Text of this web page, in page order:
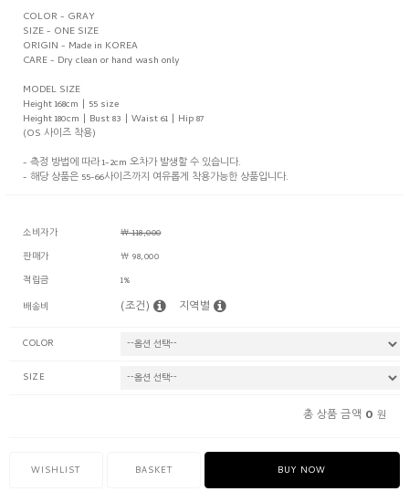
COLOR - GRAY
SIZE - ONE SIZE
ORIGIN - Made in KOREA
CARE - Dry clean or hand wash only
MODEL SIZE
Height 168cm | 55 size
Height 180cm | Bust 83 | Waist 61 | Hip 87
(OS 사이즈 착용)
- 측정 방법에 따라 1-2cm 오차가 발생할 수 있습니다.
- 해당 상품은 55-66사이즈까지 여유롭게 착용가능한 상품입니다.
소비자가
￦ 118,000
판매가
￦ 98,000
적립금
1%
배송비
(조건) 지역별
COLOR
SIZE
총 상품 금액 0 원
WISHLIST BASKET BUY NOW